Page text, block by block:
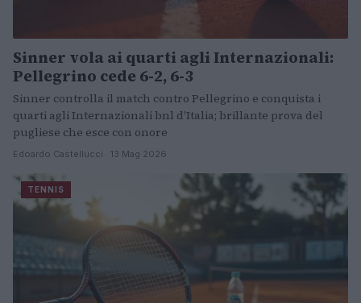
Sinner vola ai quarti agli Internazionali:
Pellegrino cede 6-2, 6-3
Sinner controlla il match contro Pellegrino e conquista i
quarti agli Internazionali bnl d'Italia; brillante prova del
pugliese che esce con onore
Edoardo Castellucci · 13 Mag 2026
TENNIS